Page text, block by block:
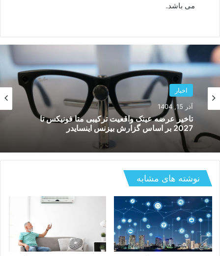
می باشد.
اخبار
آذر 15, 1404
تاخیر عرضه عینک واقعیت ترکیبی متا فونیکس تا
2027 بر اساس گزارش بیزنس اینسایدر
نوشته های مشابه